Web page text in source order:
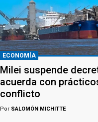
ECONOMÍA
Milei suspende
acuerda con
conflicto
Por SALOMÓN MICHITTE